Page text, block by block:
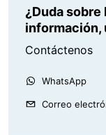
¿Duda sobre
información,
Contáctenos
WhatsApp
Correo